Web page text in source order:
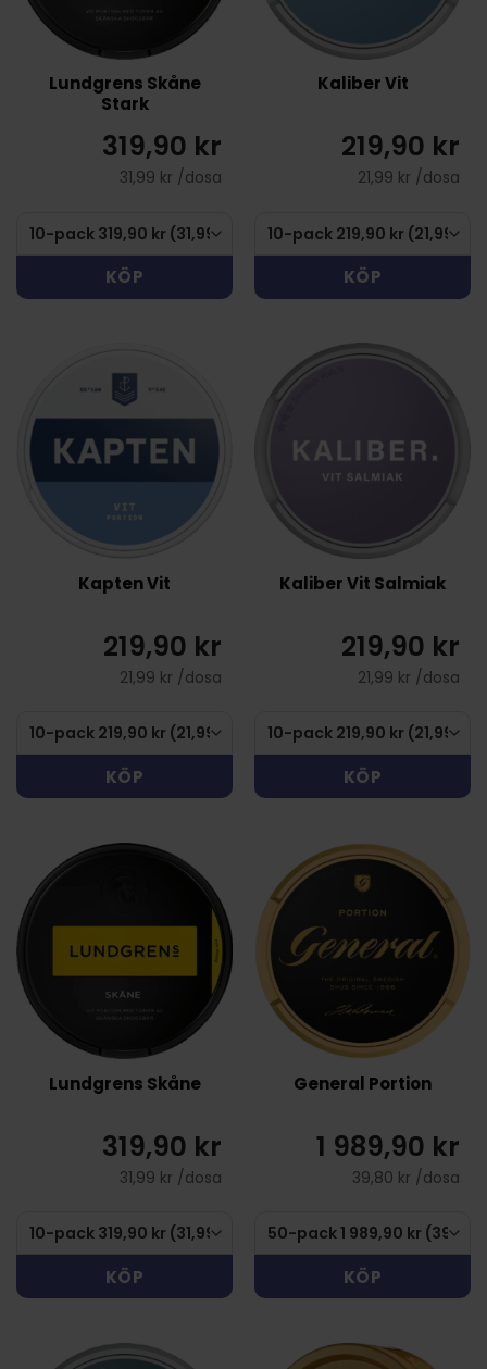
Lundgrens Skåne
Stark
319,90 kr
31,99 kr /dosa
KÖP
Kaliber Vit
219,90 kr
21,99 kr /dosa
KÖP
Kapten Vit
219,90 kr
21,99 kr /dosa
KÖP
Kaliber Vit Salmiak
219,90 kr
21,99 kr /dosa
KÖP
Lundgrens Skåne
319,90 kr
31,99 kr /dosa
KÖP
General Portion
1 989,90 kr
39,80 kr /dosa
KÖP